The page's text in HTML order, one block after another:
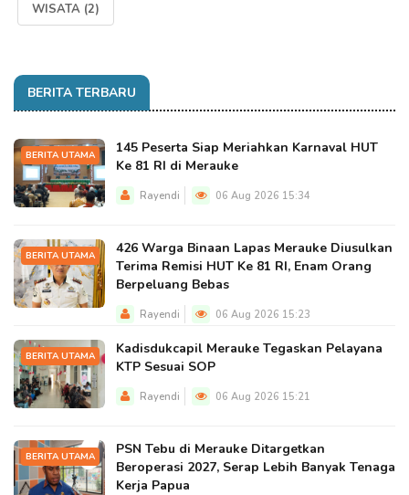
WISATA (2)
BERITA TERBARU
BERITA UTAMA
145 Peserta Siap Meriahkan Karnaval HUT
Ke 81 RI di Merauke
Rayendi 06 Aug 2026 15:34
BERITA UTAMA
426 Warga Binaan Lapas Merauke Diusulkan
Terima Remisi HUT Ke 81 RI, Enam Orang
Berpeluang Bebas
Rayendi 06 Aug 2026 15:23
BERITA UTAMA
Kadisdukcapil Merauke Tegaskan Pelayana
KTP Sesuai SOP
Rayendi 06 Aug 2026 15:21
BERITA UTAMA
PSN Tebu di Merauke Ditargetkan
Beroperasi 2027, Serap Lebih Banyak Tenaga
Kerja Papua